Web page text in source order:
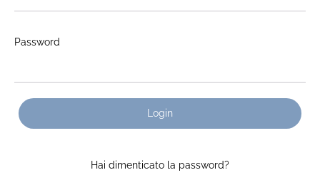
Password
Login
Hai dimenticato la password?